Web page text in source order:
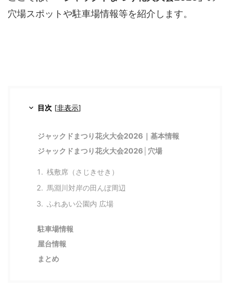
穴場スポットや駐車場情報等を紹介します。
目次 [非表示]
ジャックドまつり花火大会2026｜基本情報
ジャックドまつり花火大会2026│穴場
桟敷席（さじきせき）
馬淵川対岸の田んぼ周辺
ふれあい公園内 広場
駐車場情報
屋台情報
まとめ